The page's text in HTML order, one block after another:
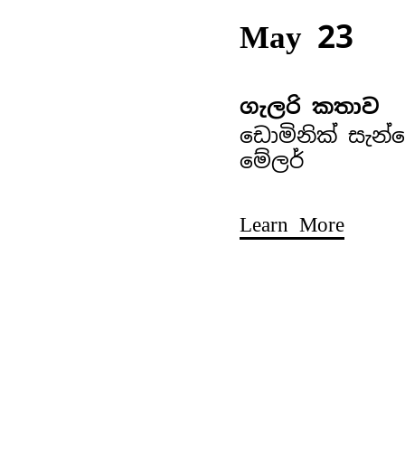
May 23
ගැලරි කතාව
ඩොමිනික්
මේලර්
Learn More